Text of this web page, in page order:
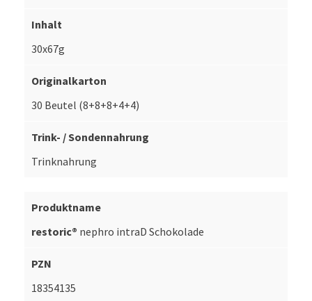
30x67g
30 Beutel (8+8+8+4+4)
Trinknahrung
restoric® nephro intraD Schokolade
18354135